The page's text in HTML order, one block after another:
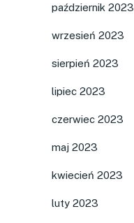
październik 2023
wrzesień 2023
sierpień 2023
lipiec 2023
czerwiec 2023
maj 2023
kwiecień 2023
luty 2023